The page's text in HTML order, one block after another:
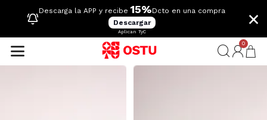
Descarga la APP y recibe 15%Dcto en una compra
Descargar
Aplican TyC
×
0